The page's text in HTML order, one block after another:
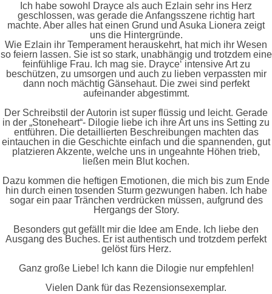
Ich habe sowohl Drayce als auch Ezlain sehr ins Herz
geschlossen, was gerade die Anfangsszene richtig hart
machte. Aber alles hat einen Grund und Asuka Lionera zeigt
uns die Hintergründe.
Wie Ezlain ihr Temperament herauskehrt, hat mich ihr Wesen
so feiern lassen. Sie ist so stark, unabhängig und trotzdem eine
feinfühlige Frau. Ich mag sie. Drayce‘ intensive Art zu
beschützen, zu umsorgen und auch zu lieben verpassten mir
dann noch mächtig Gänsehaut. Die zwei sind perfekt
aufeinander abgestimmt.
Der Schreibstil der Autorin ist super flüssig und leicht. Gerade
in der „Stoneheart“- Dilogie liebe ich ihre Art uns ins Setting zu
entführen. Die detaillierten Beschreibungen machten das
eintauchen in die Geschichte einfach und die spannenden, gut
platzieren Akzente, welche uns in ungeahnte Höhen trieb,
ließen mein Blut kochen.
Dazu kommen die heftigen Emotionen, die mich bis zum Ende
hin durch einen tosenden Sturm gezwungen haben. Ich habe
sogar ein paar Tränchen verdrücken müssen, aufgrund des
Hergangs der Story.
Besonders gut gefällt mir die Idee am Ende. Ich liebe den
Ausgang des Buches. Er ist authentisch und trotzdem perfekt
gelöst fürs Herz.
Ganz große Liebe! Ich kann die Dilogie nur empfehlen!
Vielen Dank für das Rezensionsexemplar.